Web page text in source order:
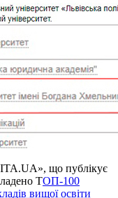
що публікує
ТОП-100
вищої освіти